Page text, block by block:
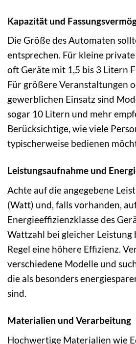
Kapazität und
Die Größe des Automaten
entsprechen. Für kleine
oft Geräte mit 1,5 bis 3 Litern
Für größere Veranstaltungen
gewerblichen Einsatz sind
sogar 10 Litern und mehr
Berücksichtige, wie viele
typischerweise bedienen
Leistungsaufnahme und
Achte auf die angegebene
(Watt) und, falls vorhanden,
Energieeffizienzklasse des
Wattzahl bei gleicher Leistung
Regel eine höhere Effizienz.
verschiedene Modelle und
die als besonders
sind.
Materialien und Verarbeitung
Hochwertige Materialien wie